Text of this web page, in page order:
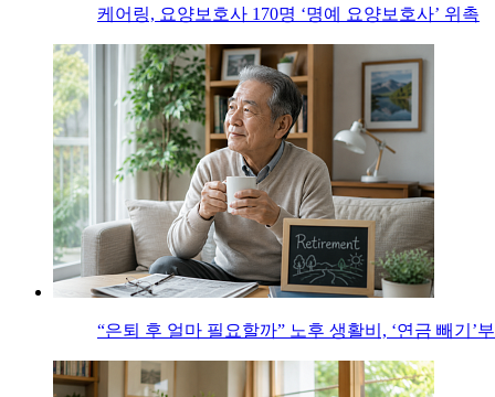
케어링, 요양보호사 170명 ‘명예 요양보호사’ 위촉
“은퇴 후 얼마 필요할까” 노후 생활비, ‘연금 빼기’